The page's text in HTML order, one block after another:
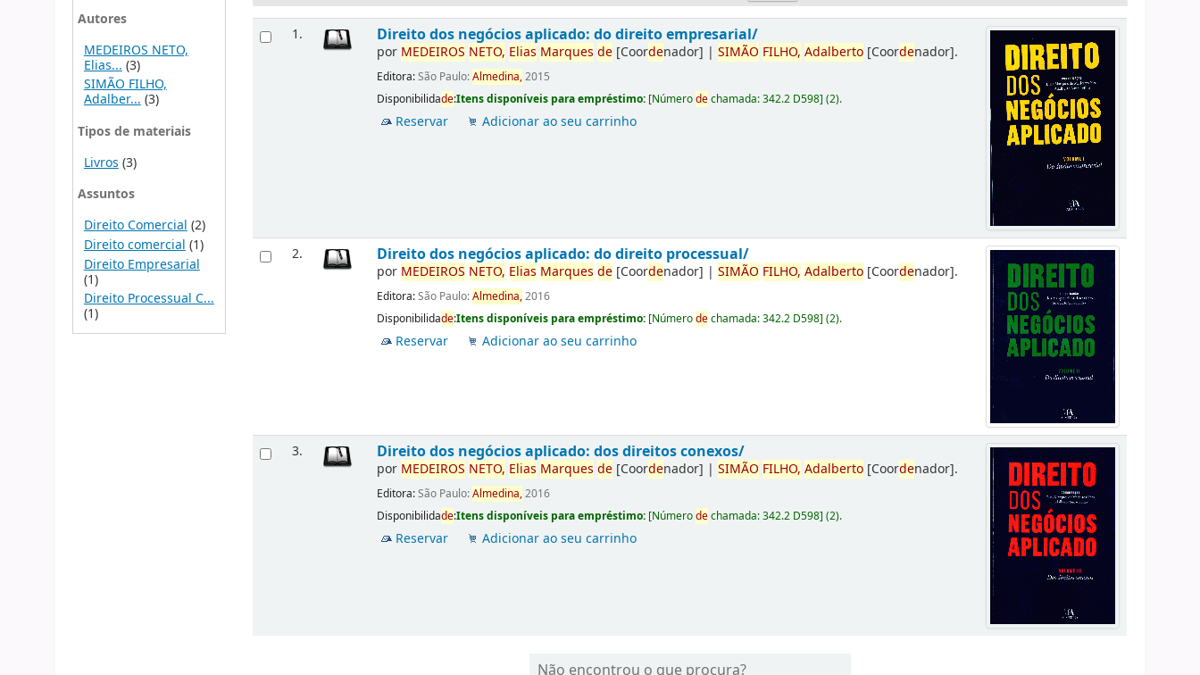
Autores
MEDEIROS NETO,
Elias... (3)
SIMÃO FILHO,
Adalber...(3)
Tipos de materiais
Livros (3)
Assuntos
Direito Comercial (2)
Direito comercial (1)
Direito Empresarial
(1)
Direito Processual C...
(1)
1. Direito dos negócios aplicado: do direito empresarial/
por MEDEIROS NETO, Elias Marques de [Coordenador] |SIMÃO FILHO, Adalberto [Coordenador].
Editora:São Paulo:Almedina,2015
Disponibilidade:Itens disponíveis para empréstimo: [Númerodechamada:342.2 D598](2).
Reservar Adicionar ao seu carrinho
2. Direito dos negócios aplicado: do direito processual/
por MEDEIROS NETO, Elias Marques de [Coordenador] |SIMÃO FILHO, Adalberto [Coordenador].
Editora:São Paulo:Almedina,2016
Disponibilidade:Itens disponíveis para empréstimo: [Númerodechamada:342.2 D598](2).
Reservar Adicionar ao seu carrinho
3. Direito dos negócios aplicado: dos direitos conexos/
por MEDEIROS NETO, Elias Marques de [Coordenador] |SIMÃO FILHO, Adalberto [Coordenador].
Editora:São Paulo:Almedina,2016
Disponibilidade:Itens disponíveis para empréstimo: [Númerodechamada:342.2 D598](2).
Reservar Adicionar ao seu carrinho